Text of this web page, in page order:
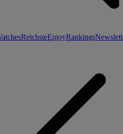
ReichsteEnjoyRankings